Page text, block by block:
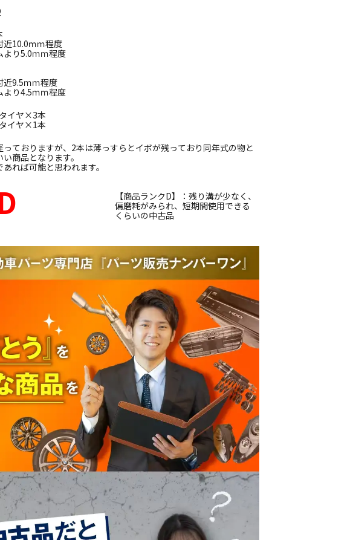
近10.0ｍｍ程度
より5.0ｍｍ程度
近9.5ｍｍ程度
より4.5ｍｍ程度
イヤ×3本
イヤ×1本
ておりますが、2本は薄っすらとイボが残っており同年式の物と
商品となります。
れば可能と思われます。
【商品ランクD】：残り溝が少なく、
偏磨耗がみられ、短期間使用できる
くらいの中古品